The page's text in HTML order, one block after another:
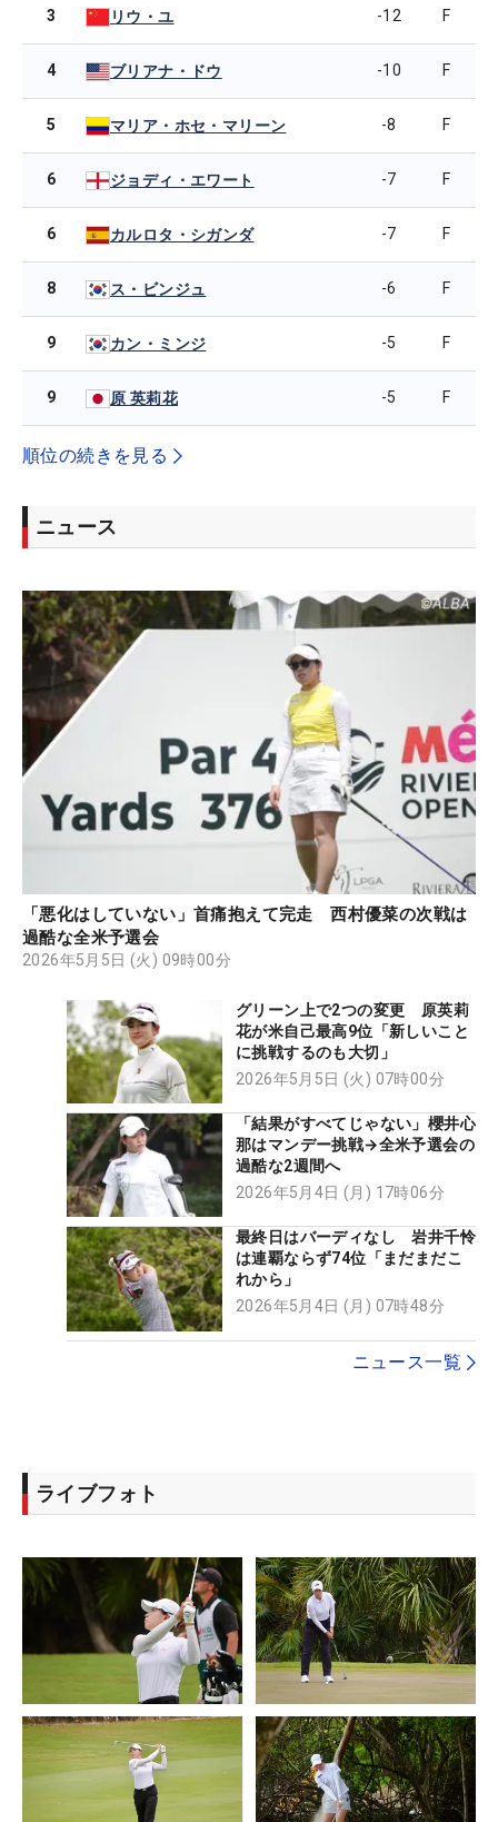
3 リウ・ユ -12 F
4 ブリアナ・ドウ -10 F
5 マリア・ホセ・マリーン -8 F
6 ジョディ・エワート -7 F
6 カルロタ・シガンダ -7 F
8 ス・ビンジュ -6 F
9 カン・ミンジ -5 F
9 原 英莉花 -5 F
順位の続きを見る
ニュース
「悪化はしていない」首痛抱えて完走 西村優菜の次戦は
過酷な全米予選会
2026年5月5日 (火) 09時00分
グリーン上で2つの変更 原英莉
花が米自己最高9位「新しいこと
に挑戦するのも大切」
2026年5月5日 (火) 07時00分
「結果がすべてじゃない」櫻井心
那はマンデー挑戦→全米予選会の
過酷な2週間へ
2026年5月4日 (月) 17時06分
最終日はバーディなし 岩井千怜
は連覇ならず74位「まだまだこ
れから」
2026年5月4日 (月) 07時48分
ニュース一覧
ライブフォト